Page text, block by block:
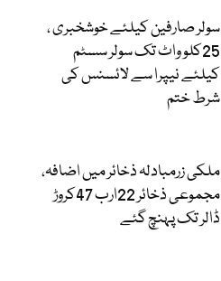
سولر صارفین کیلئے خوشخبری ،
25کلو واٹ تک سولر سسٹم
کیلئے نیپرا سے لائسنس کی
شرط ختم
ملکی زرمبادلہ ذخائر میں اضافہ،
مجموعی ذخائر 22ارب 47کروڑ
ڈالر تک پہنچ گئے